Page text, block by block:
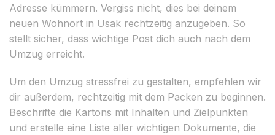
Adresse kümmern. Vergiss nicht, dies bei deinem
neuen Wohnort in Usak rechtzeitig anzugeben. So
stellt sicher, dass wichtige Post dich auch nach dem
Umzug erreicht.
Um den Umzug stressfrei zu gestalten, empfehlen wir
dir außerdem, rechtzeitig mit dem Packen zu beginnen.
Beschrifte die Kartons mit Inhalten und Zielpunkten
und erstelle eine Liste aller wichtigen Dokumente, die